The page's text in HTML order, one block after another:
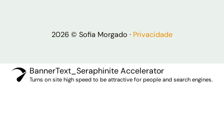
2026 © Sofia Morgado · Privacidade
BannerText_Seraphinite Accelerator
Turns on site high speed to be attractive for people and search engines.